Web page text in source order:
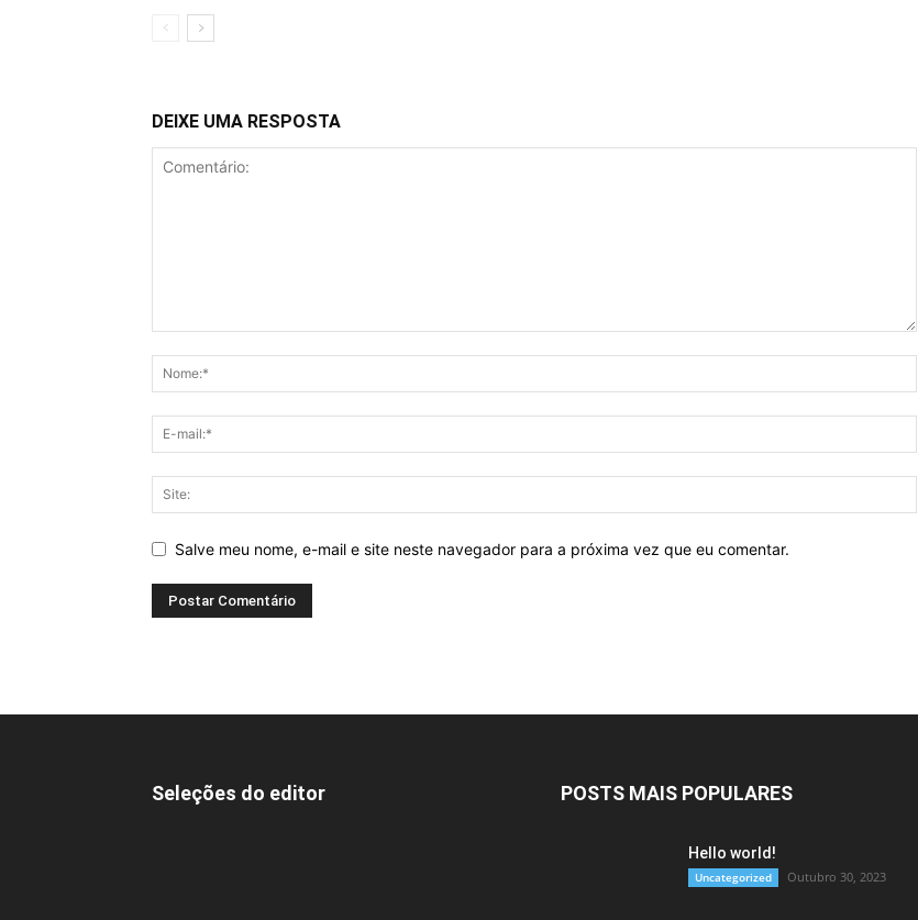
DEIXE UMA RESPOSTA
Salve meu nome, e-mail e site neste navegador para a próxima vez que eu comentar.
Seleções do editor POSTS MAIS POPULARES
Hello world!
Uncategorized Outubro 30, 2023